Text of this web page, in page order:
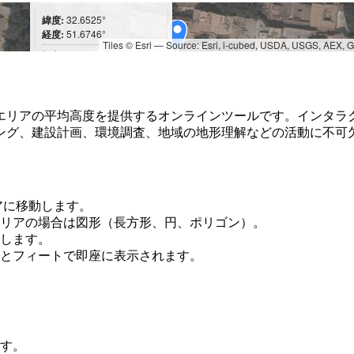
緯度: 32.6525°
経度: 51.6746°
標高:
Tiles © Esri — Source: Esri, i-cubed, USDA, USGS, AEX,
アの平均高度を提供するオンラインツールです。インタ
、建設計画、環境調査、地域の地形理解などの活動に不可
移動します。
アの場合は図形（長方形、円、ポリゴン）。
ます。
フィートで即座に表示されます。
。